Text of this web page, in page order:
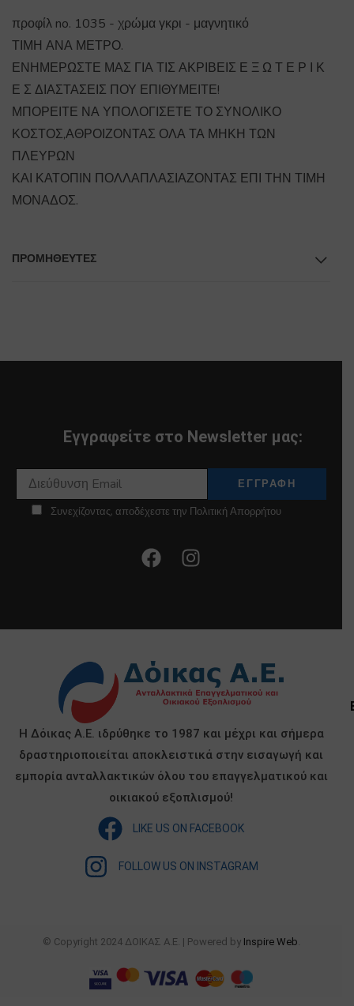
προφίλ no. 1035 - χρώμα γκρι - μαγνητικό
ΤΙΜΗ ΑΝΑ ΜΕΤΡΟ.
ΕΝΗΜΕΡΩΣΤΕ ΜΑΣ ΓΙΑ ΤΙΣ ΑΚΡΙΒΕΙΣ Ε Ξ Ω Τ Ε Ρ Ι Κ
Ε Σ ΔΙΑΣΤΑΣΕΙΣ ΠΟΥ ΕΠΙΘΥΜΕΙΤΕ!
ΜΠΟΡΕΙΤΕ ΝΑ ΥΠΟΛΟΓΙΣΕΤΕ ΤΟ ΣΥΝΟΛΙΚΟ
ΚΟΣΤΟΣ,ΑΘΡΟΙΖΟΝΤΑΣ ΟΛΑ ΤΑ ΜΗΚΗ ΤΩΝ
ΠΛΕΥΡΩΝ
ΚΑΙ ΚΑΤΟΠΙΝ ΠΟΛΛΑΠΛΑΣΙΑΖΟΝΤΑΣ ΕΠΙ ΤΗΝ ΤΙΜΗ
ΜΟΝΑΔΟΣ.
ΠΡΟΜΗΘΕΥΤΕΣ
Εγγραφείτε στο Newsletter μας:
Συνεχίζοντας, αποδέχεστε την Πολιτική Απορρήτου
Η Δόικας Α.Ε. ιδρύθηκε το 1987 και μέχρι και σήμερα
δραστηριοποιείται αποκλειστικά στην εισαγωγή και
εμπορία ανταλλακτικών όλου του επαγγελματικού και
οικιακού εξοπλισμού!
LIKE US ON FACEBOOK
FOLLOW US ON INSTAGRAM
© Copyright 2024 ΔΟΙΚΑΣ Α.Ε. | Powered by Inspire Web.